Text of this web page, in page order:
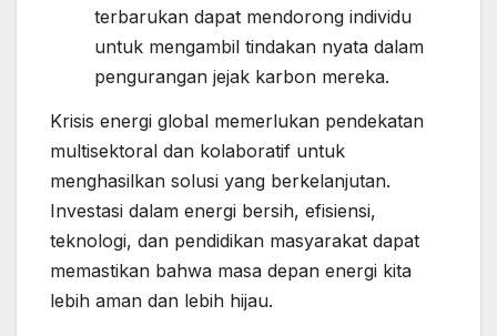
terbarukan dapat mendorong individu
untuk mengambil tindakan nyata dalam
pengurangan jejak karbon mereka.
Krisis energi global memerlukan pendekatan
multisektoral dan kolaboratif untuk
menghasilkan solusi yang berkelanjutan.
Investasi dalam energi bersih, efisiensi,
teknologi, dan pendidikan masyarakat dapat
memastikan bahwa masa depan energi kita
lebih aman dan lebih hijau.